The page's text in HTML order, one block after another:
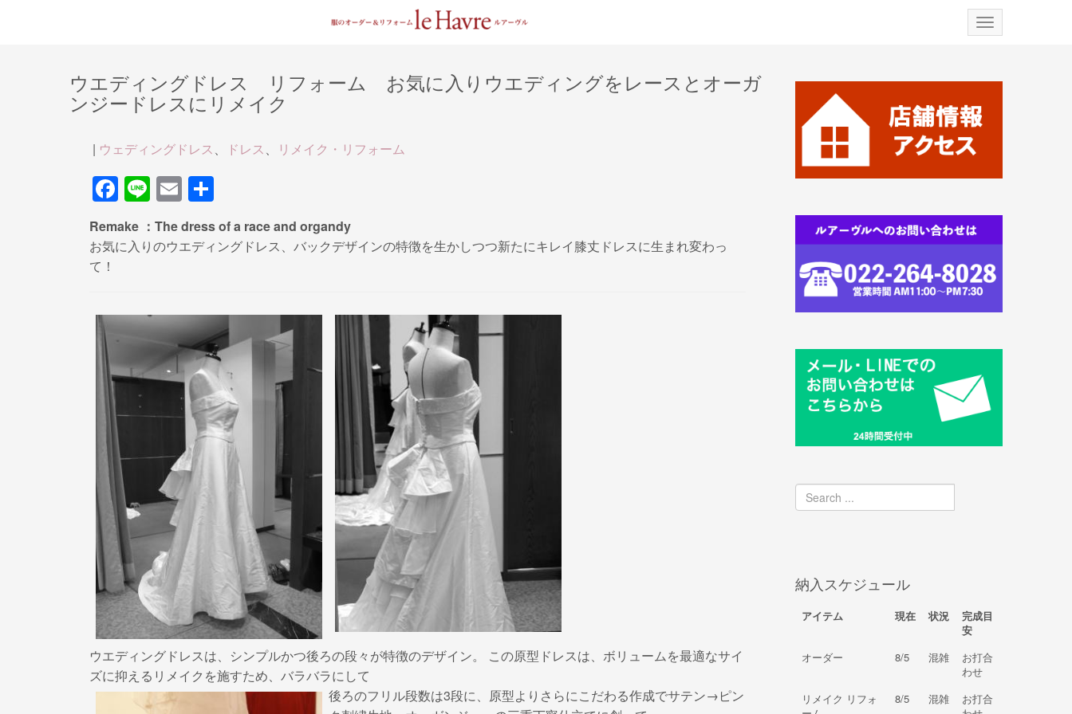
N
a
a
ウエディングドレス リフォーム お気に入りウエディングをレースとオーガ
ンジードレスにリメイク
| ウェディングドレス、 ドレス、 リメイク・リフォーム
F
a
c
e
o
o
k
Li
n
e
E
m
ail
有
Remake ：The dress of a race and organdy
お気に入りのウエディングドレス、バックデザインの特徴を生かしつつ新たにキレイ膝丈ドレスに生まれ変わっ
て！
ウエディングドレスは、シンプルかつ後ろの段々が特徴のデザイン。 この原型ドレスは、ボリュームを最適なサイ
ズに抑えるリメイクを施すため、バラバラにして
後ろのフリル段数は3段に、原型よりさらにこだわる作成でサテン→ピン
納入スケジュール
アイテム 現在 状況
完成目
安
オーダー
8/5 混雑
お打合
わせ
リメイク リフォ
8/5 混雑
お打合